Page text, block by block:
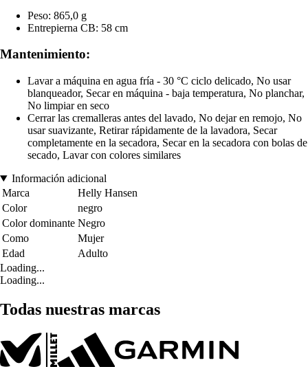
Peso: 865,0 g
Entrepierna CB: 58 cm
Mantenimiento:
Lavar a máquina en agua fría - 30 °C ciclo delicado, No usar
blanqueador, Secar en máquina - baja temperatura, No planchar,
No limpiar en seco
Cerrar las cremalleras antes del lavado, No dejar en remojo, No
usar suavizante, Retirar rápidamente de la lavadora, Secar
completamente en la secadora, Secar en la secadora con bolas de
secado, Lavar con colores similares
Información adicional
Marca
Helly Hansen
Color
negro
Color dominante Negro
Como
Mujer
Edad
Adulto
Loading...
Loading...
Todas nuestras marcas